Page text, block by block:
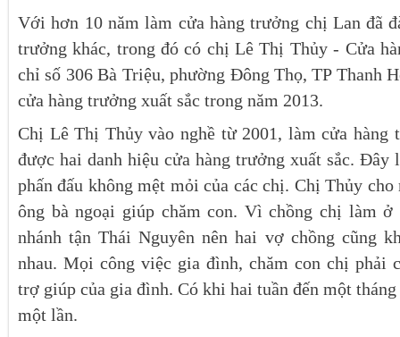
Với hơn 10 năm làm cửa hàng trưởng chị Lan đã
trưởng khác, trong đó có chị Lê Thị Thủy - Cửa
chỉ số 306 Bà Triệu, phường Đông Thọ, TP Thanh
cửa hàng trưởng xuất sắc trong năm 2013.
Chị Lê Thị Thủy vào nghề từ 2001, làm cửa hàng
được hai danh hiệu cửa hàng trưởng xuất sắc. Đây
phấn đấu không mệt mỏi của các chị. Chị Thủy
ông bà ngoại giúp chăm con. Vì chồng chị làm
nhánh tận Thái Nguyên nên hai vợ chồng cũng
nhau. Mọi công việc gia đình, chăm con chị phải
trợ giúp của gia đình. Có khi hai tuần đến một
một lần.